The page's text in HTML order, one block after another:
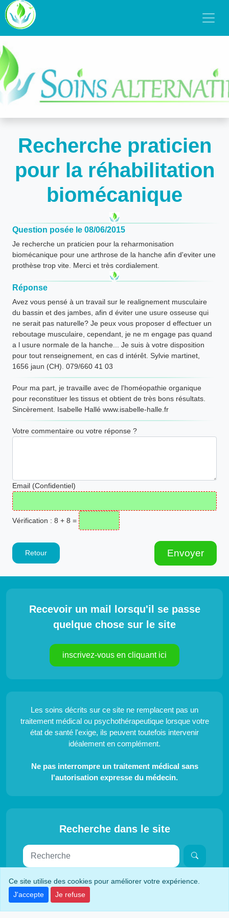
Ce site utilise des cookies pour améliorer votre expérience.
J'accepte
Je refuse
Recherche praticien
pour la réhabilitation
biomécanique
Question posée le 08/06/2015
Je recherche un praticien pour la reharmonisation
biomécanique pour une arthrose de la hanche afin d'eviter une
prothèse trop vite. Merci et très cordialement.
Réponse
Avez vous pensé à un travail sur le realignement musculaire
du bassin et des jambes, afin d éviter une usure osseuse qui
ne serait pas naturelle? Je peux vous proposer d effectuer un
reboutage musculaire, cependant, je ne m engage pas quand
a l usure normale de la hanche... Je suis à votre disposition
pour tout renseignement, en cas d intérêt. Sylvie martinet,
1656 jaun (CH). 079/660 41 03
Pour ma part, je travaille avec de l'homéopathie organique
pour reconstituer les tissus et obtient de très bons résultats.
Sincèrement. Isabelle Hallé www.isabelle-halle.fr
Votre commentaire ou votre réponse ?
Email (Confidentiel)
Vérification : 8 + 8 =
Retour Envoyer
Recevoir un mail lorsqu'il se passe
quelque chose sur le site
inscrivez-vous en cliquant ici
Les soins décrits sur ce site ne remplacent pas un
traitement médical ou psychothérapeutique lorsque votre
état de santé l'exige, ils peuvent toutefois intervenir
idéalement en complément.
Ne pas interrompre un traitement médical sans
l'autorisation expresse du médecin.
Recherche dans le site
© Copyright 2026 Soins Alternatifs